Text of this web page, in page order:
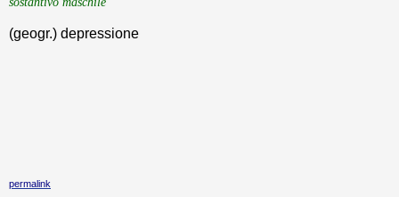
(geogr.) depressione
permalink